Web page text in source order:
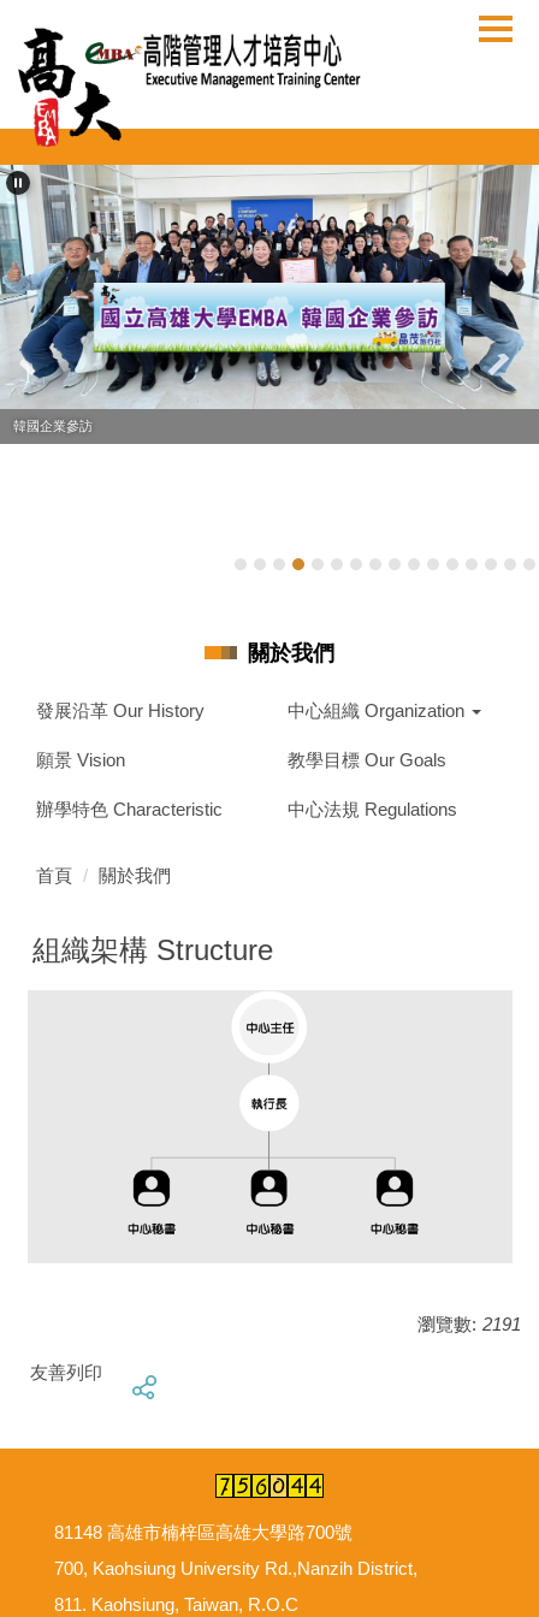
到
主
要
區
韓國企業參訪
關於我們
發展沿革 Our History 中心組織 Organization
願景 Vision 教學目標 Our Goals
辦學特色 Characteristic 中心法規 Regulations
首頁 關於我們
組織架構 Structure
瀏覽數: 2191
友善列印
81148 高雄市楠梓區高雄大學路700號
700, Kaohsiung University Rd.,Nanzih District,
811. Kaohsiung, Taiwan, R.O.C